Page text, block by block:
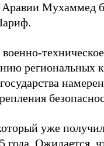
Аравии Мухаммед
региональных
уже
года. Ожидается,